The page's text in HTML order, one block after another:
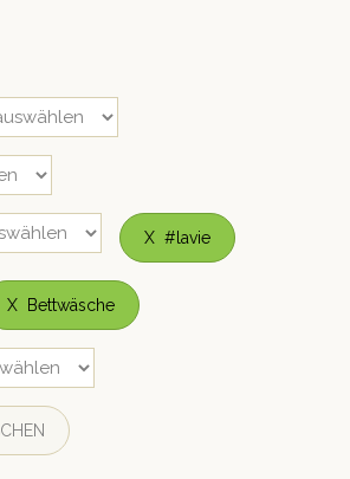
X #lavie
X Bettwäsche